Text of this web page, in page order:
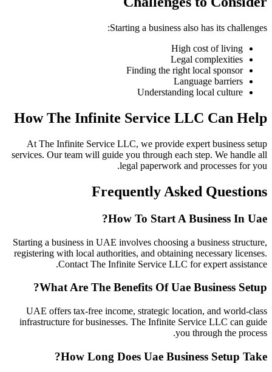
Starting a business also has its challenges:
High cost of living
Legal complexities
Finding the right local sponsor
Language barriers
Understanding local culture
How The Infinite Service LLC Can Help
At The Infinite Service LLC, we provide expert business setup
services. Our team will guide you through each step. We handle all
legal paperwork and processes for you.
Frequently Asked Questions
How To Start A Business In Uae?
Starting a business in UAE involves choosing a business structure,
registering with local authorities, and obtaining necessary licenses.
Contact The Infinite Service LLC for expert assistance.
What Are The Benefits Of Uae Business Setup?
UAE offers tax-free income, strategic location, and world-class
infrastructure for businesses. The Infinite Service LLC can guide
you through the process.
How Long Does Uae Business Setup Take?